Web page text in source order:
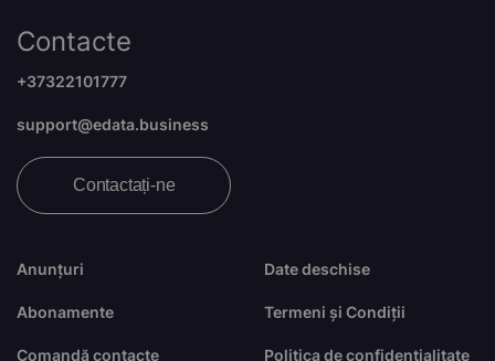
Anunțuri
Abonamente
Comandă contacte
Date deschise
Termeni și Condiții
Politica de confidențialitate
Contacte
+37322101777
support@edata.business
Contactați-ne